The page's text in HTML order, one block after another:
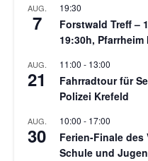
AUG.
7
19:30
Forstwald Treff –
19:30h,
AUG.
21
11:00 - 13:00
Fahrradtour für
Polizei Krefeld
AUG.
30
10:00 - 17:00
Ferien-Finale des
Schule und